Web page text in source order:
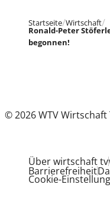
Startseite Wirtschaft
Ronald-Peter
begonnen!
© 2026 WTV
Über wirtschaft tv
Barrierefreiheit
Cookie-